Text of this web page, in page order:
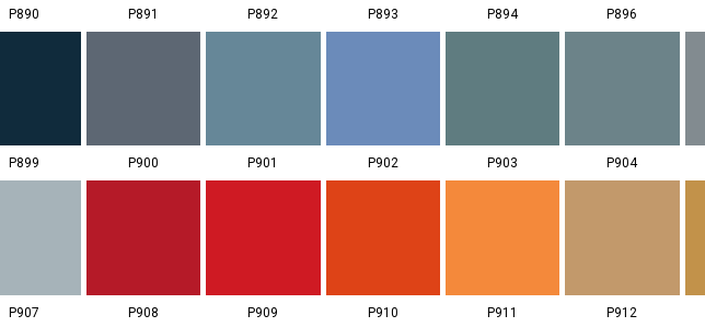
P890 P891 P892 P893 P894 P896
P899 P900 P901 P902 P903 P904
P907 P908 P909 P910 P911 P912